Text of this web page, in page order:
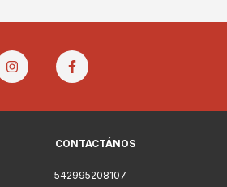
CONTACTÁNOS
542995208107